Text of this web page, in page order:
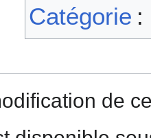
Catégorie :
de